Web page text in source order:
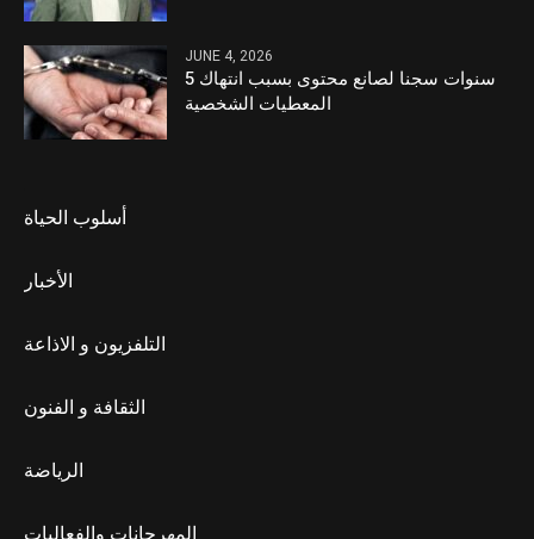
JUNE 4, 2026
5 سنوات سجنا لصانع محتوى بسبب انتهاك
المعطيات الشخصية
أسلوب الحياة
الأخبار
التلفزيون و الاذاعة
الثقافة و الفنون
الرياضة